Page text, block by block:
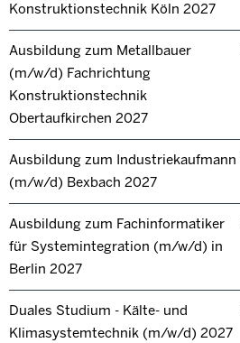
Konstruktionstechnik Köln 2027
Ausbildung zum Metallbauer
(m/w/d) Fachrichtung
Konstruktionstechnik
Obertaufkirchen 2027
Ausbildung zum Industriekaufmann
(m/w/d) Bexbach 2027
Ausbildung zum Fachinformatiker
für Systemintegration (m/w/d) in
Berlin 2027
Duales Studium - Kälte- und
Klimasystemtechnik (m/w/d) 2027